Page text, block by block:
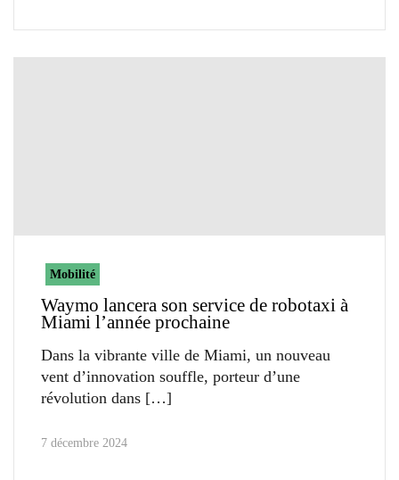
Mobilité
Waymo lancera son service de robotaxi à
Miami l’année prochaine
Dans la vibrante ville de Miami, un nouveau
vent d’innovation souffle, porteur d’une
révolution dans
7 décembre 2024